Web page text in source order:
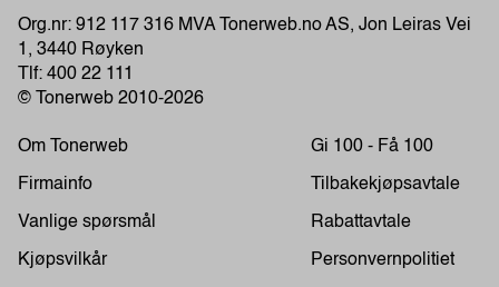
Org.nr: 912 117 316 MVA Tonerweb.no AS, Jon Leiras Vei
1, 3440 Røyken
Tlf: 400 22 111
© Tonerweb 2010-2026
Om Tonerweb
Firmainfo
Vanlige spørsmål
Kjøpsvilkår
Gi 100 - Få 100
Tilbakekjøpsavtale
Rabattavtale
Personvernpolitiet